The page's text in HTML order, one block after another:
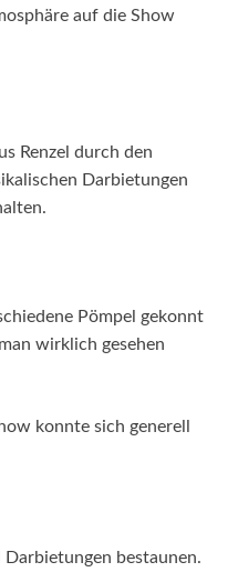
auf die Show
Renzel durch den
Darbietungen
Pömpel gekonnt
wirklich gesehen
konnte sich generell
bestaunen.